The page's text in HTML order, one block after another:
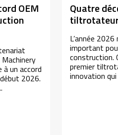
OEM
à un accord
2026.
Quatre
L’année
important
construction.
premier
innovation